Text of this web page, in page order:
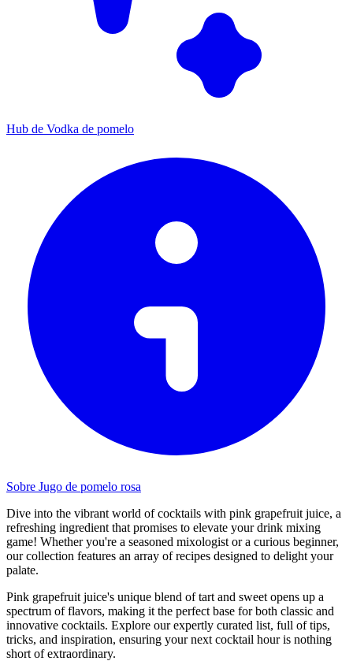
Hub de Vodka de pomelo
Sobre Jugo de pomelo rosa
Dive into the vibrant world of cocktails with pink grapefruit juice, a
refreshing ingredient that promises to elevate your drink mixing
game! Whether you're a seasoned mixologist or a curious beginner,
our collection features an array of recipes designed to delight your
palate.
Pink grapefruit juice's unique blend of tart and sweet opens up a
spectrum of flavors, making it the perfect base for both classic and
innovative cocktails. Explore our expertly curated list, full of tips,
tricks, and inspiration, ensuring your next cocktail hour is nothing
short of extraordinary.